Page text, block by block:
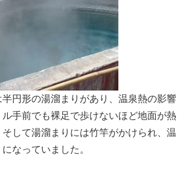
円形の湯溜まりがあり、温泉熱の影響
手前でも裸足で歩けないほど地面が熱
して湯溜まりには竹竿がかけられ、温
なっていました。